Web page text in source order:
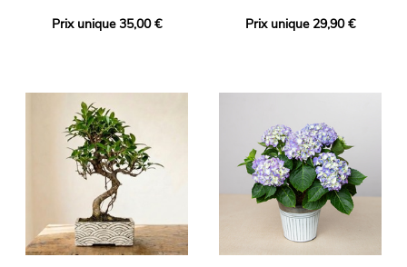
Prix unique 35,00 € Prix unique 29,90 €